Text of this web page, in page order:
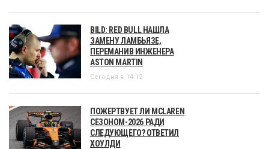
BILD: RED BULL НАШЛА
ЗАМЕНУ ЛАМБЬЯЗЕ,
ПЕРЕМАНИВ ИНЖЕНЕРА
ASTON MARTIN
Сегодня в 14:12
ПОЖЕРТВУЕТ ЛИ MCLAREN
СЕЗОНОМ-2026 РАДИ
СЛЕДУЮЩЕГО? ОТВЕТИЛ
ХОУЛДИ